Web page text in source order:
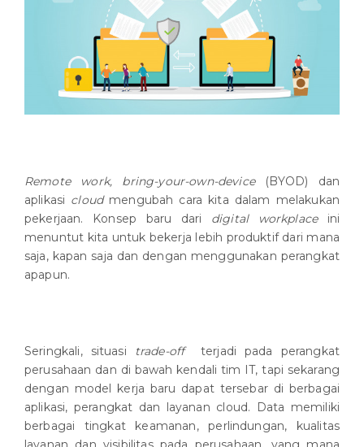
Remote work, bring-your-own-device(BYOD) dan
aplikasi cloudmengubah cara kita dalam melakukan
pekerjaan. Konsep baru dari digital workplaceini
menuntut kita untuk bekerja lebih produktif dari mana
saja, kapan saja dan dengan menggunakan perangkat
apapun.
Seringkali, situasi trade-off
terjadi pada perangkat
perusahaan dan di bawah kendali tim IT, tapi sekarang
dengan model kerja baru dapat tersebar di berbagai
aplikasi, perangkat dan layanan cloud. Data memiliki
berbagai tingkat keamanan, perlindungan, kualitas